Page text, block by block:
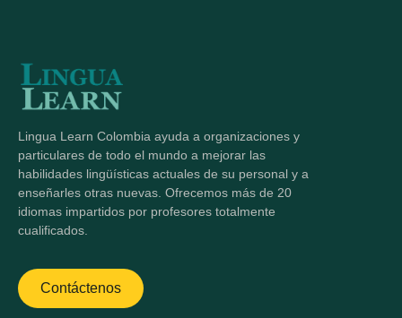
Lingua Learn Colombia ayuda a organizaciones y
particulares de todo el mundo a mejorar las
habilidades lingüísticas actuales de su personal y a
enseñarles otras nuevas. Ofrecemos más de 20
idiomas impartidos por profesores totalmente
cualificados.
Contáctenos